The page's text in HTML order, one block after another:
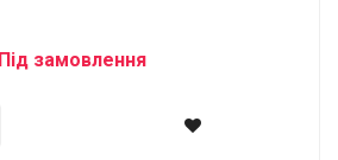
Під замовлення